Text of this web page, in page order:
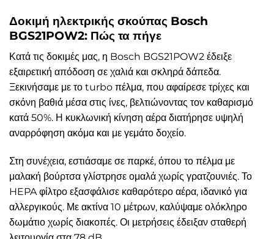
Δοκιμή ηλεκτρικής σκούπας Bosch
BGS21POW2: Πώς τα πήγε
Κατά τις δοκιμές μας, η Bosch BGS21POW2 έδειξε
εξαιρετική απόδοση σε χαλιά και σκληρά δάπεδα.
Ξεκινήσαμε με το turbo πέλμα, που αφαίρεσε τρίχες και
σκόνη βαθιά μέσα στις ίνες, βελτιώνοντας τον καθαρισμό
κατά 50%. Η κυκλωνική κίνηση αέρα διατήρησε υψηλή
αναρρόφηση ακόμα και με γεμάτο δοχείο.
Στη συνέχεια, εστιάσαμε σε παρκέ, όπου το πέλμα με
μαλακή βούρτσα γλίστρησε ομαλά χωρίς γρατζουνιές. Το
HEPA φίλτρο εξασφάλισε καθαρότερο αέρα, ιδανικό για
αλλεργικούς. Με ακτίνα 10 μέτρων, καλύψαμε ολόκληρο
δωμάτιο χωρίς διακοπές. Οι μετρήσεις έδειξαν σταθερή